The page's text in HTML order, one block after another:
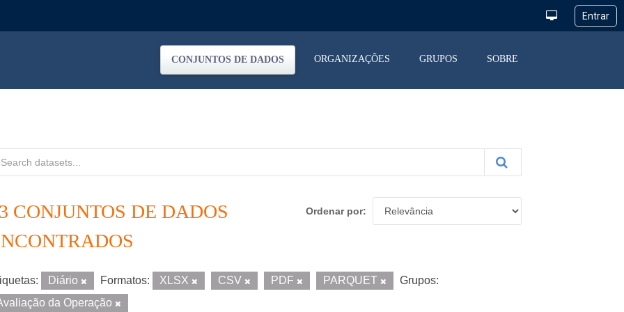
CONJUNTOS DE DADOS ORGANIZAÇÕES GRUPOS SOBRE
Ordenar por
CONJUNTOS DE DADOS
Diário Formatos: XLSX CSV PDF PARQUET
Grupos:
da Operação